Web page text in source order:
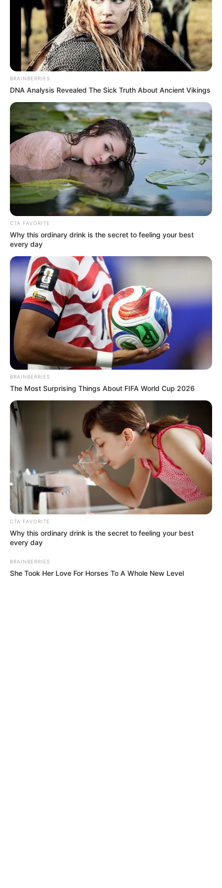
ALERTA BOGOTÁ EN GOOGLE NEWS
TEMAS RELACIONADOS
NOTICIAS ANTIOQUIA
ALERTA PAISA
MANTÉNGASE EN ALERTA
Tenemos todas las noticias que le
interesan. Para estar bien informado, por
favor, active las notificaciones de Alerta.
ACTIVAR AHORA
TEMAS DESTACADOS
EMERGENCIAS POR LLUVIAS
METRO DE MEDELLÍN
ELECCIONES PRESIDENCIALES
MARINILLA - ANTIOQUIA
EPM
YONDÓ - ANTIOQUIA
RIONEGRO
BRAINBERRIES
DNA Analysis Revealed The Sick Truth About Ancient Vikings
CTA FAVORITE
Why this ordinary drink is the secret to feeling your best
every day
BRAINBERRIES
The Most Surprising Things About FIFA World Cup 2026
CTA FAVORITE
Why this ordinary drink is the secret to feeling your best
every day
BRAINBERRIES
She Took Her Love For Horses To A Whole New Level